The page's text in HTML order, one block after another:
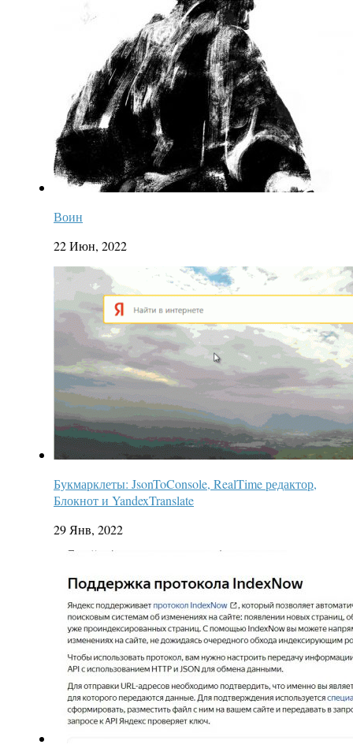
Воин
22 Июн, 2022
Букмарклеты: JsonToConsole, RealTime редактор,
Блокнот и YandexTranslate
29 Янв, 2022